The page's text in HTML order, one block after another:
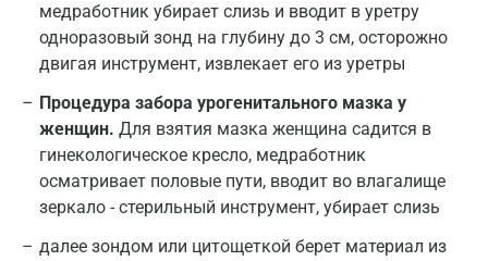
медработник убирает слизь и вводит в уретру
одноразовый зонд на глубину до 3 см, осторожно
двигая инструмент, извлекает его из уретры
Процедура забора урогенитального мазка у
женщин. Для взятия мазка женщина садится в
гинекологическое кресло, медработник
осматривает половые пути, вводит во влагалище
зеркало - стерильный инструмент, убирает слизь
далее зондом или цитощеткой берет материал из